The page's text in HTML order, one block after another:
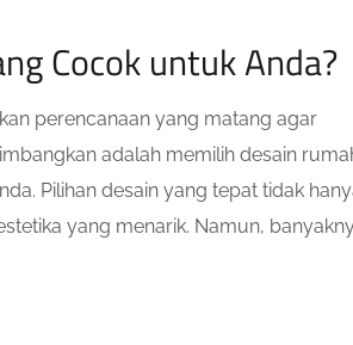
Cocok untuk Anda?
perencanaan yang matang agar
adalah memilih desain
Pilihan desain yang tepat tidak
yang menarik. Namun,